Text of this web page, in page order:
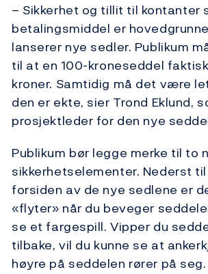
– Sikkerhet og tillit til kontanter
betalingsmiddel er
lanserer nye sedler. Publikum
til at en 100-kroneseddel
kroner. Samtidig må det være
den er ekte, sier Trond Eklund,
prosjektleder for den nye
Publikum bør legge merke til to
sikkerhetselementer. Nederst
forsiden av de nye sedlene er
«flyter» når du beveger
se et fargespill. Vipper du
tilbake, vil du kunne se at
høyre på seddelen rører på seg.